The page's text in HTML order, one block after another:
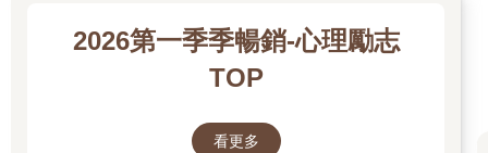
也願這本書可以成為二十一世紀所有情侶的福音書。
二十一世紀的人生很漫長。無論是已結為夫妻的人也好，目前還
不是夫妻的人也罷，都希望大家能詳讀一遍。結為夫妻是個聰明
大家的心裡就會有自己的答案了。
2026第一季季暢銷-心理勵志
TOP
看更多